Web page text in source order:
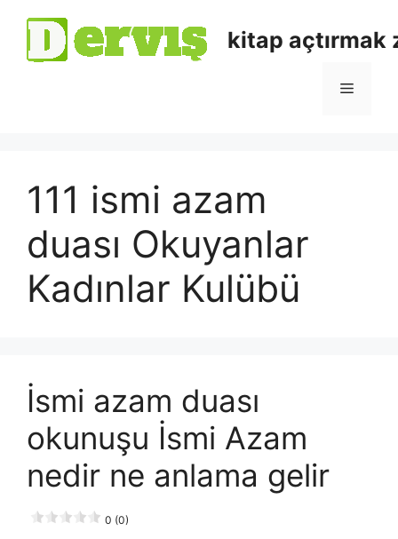
kitap açtırmak
111 ismi azam
duası Okuyanlar
Kadınlar Kulübü
İsmi azam duası
okunuşu İsmi Azam
nedir ne anlama gelir
0 (0)